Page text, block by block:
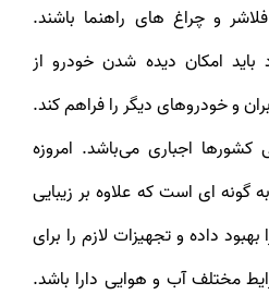
و چراغ های راهنما باشند.
امکان دیده شدن خودرو از
و خودروهای دیگر را فراهم کند.
اجباری می‌باشد. امروزه
گونه ای است که علاوه بر زیبایی
داده و تجهیزات لازم را برای
مختلف آب و هوایی دارا باشد.